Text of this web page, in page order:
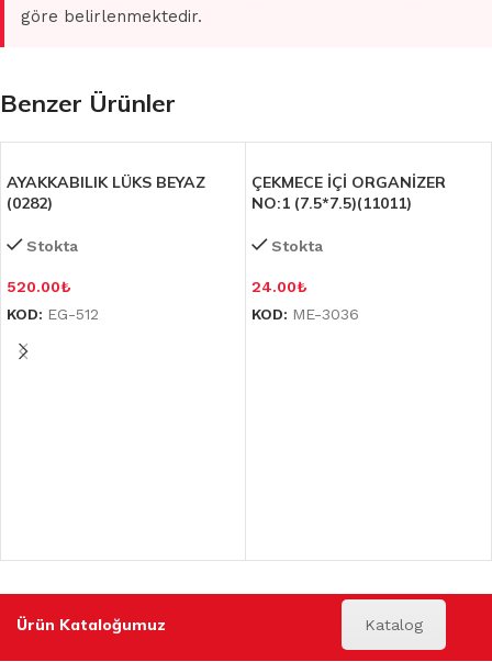
göre belirlenmektedir.
Benzer Ürünler
AYAKKABILIK LÜKS BEYAZ
(0282)
Stokta
520.00₺
KOD: EG-512
ÇEKMECE İÇİ ORGANİZER
NO:1 (7.5*7.5)(11011)
Stokta
24.00₺
KOD: ME-3036
Ürün Kataloğumuz Katalog